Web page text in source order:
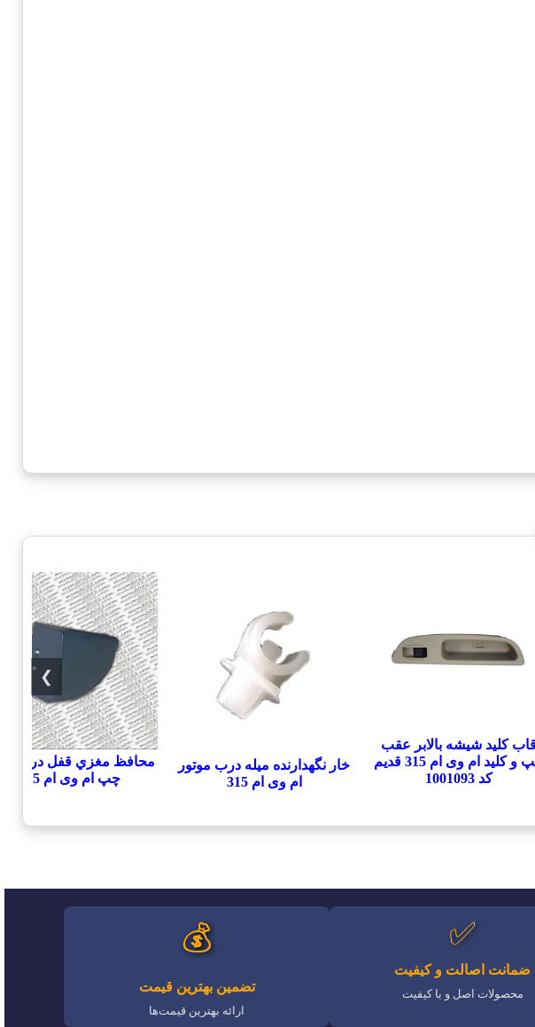
کلید شیشه بالابر عقب
چپ و کلید ام وی ام 315 قدیم
کد 1001093
خار نگهدارنده میله درب موتور
ام وی ام 315
محافظ مغزي قفل درب
چپ ام وی ام 315
❯
✅
ضمانت اصالت و کیفیت
محصولات اصل و با کیفیت
💰
تضمین بهترین قیمت
ارائه بهترین قیمت‌ها